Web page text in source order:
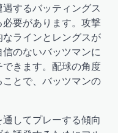
するバッティングス
要があります。攻撃
ラインとレングスが
のないバッツマンに
きます。配球の角度
とで、バッツマンの
してプレーする傾向